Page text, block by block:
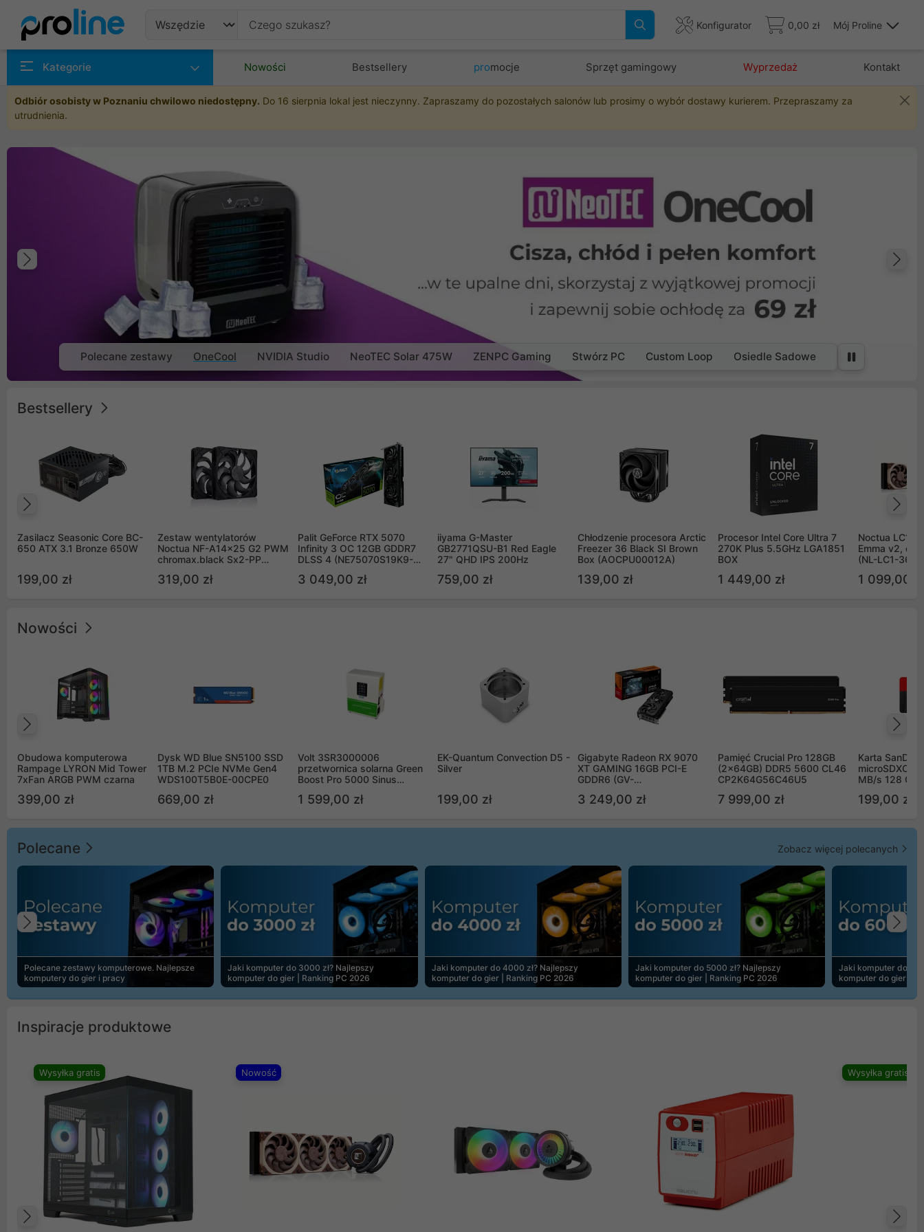
Konfigurator 0,00 zł Mój Proline
Kategorie Nowości Bestsellery promocje Sprzęt gamingowy Wyprzedaż Kontakt
Odbiór osobisty w Poznaniu chwilowo niedostępny. Do 16 sierpnia lokal jest nieczynny. Zapraszamy do pozostałych salonów lub prosimy o wybór dostawy kurierem. Przepraszamy za
utrudnienia.
Poprzedni
Polecane zestawy OneCool NVIDIA Studio NeoTEC Solar 475W ZENPC Gaming Stwórz PC Custom Loop Osiedle Sadowe
Bestsellery
Zasilacz Seasonic Core BC-
650 ATX 3.1 Bronze 650W
199,00 zł
Zestaw wentylatorów
Noctua NF-A14x25 G2 PWM
chromax.black Sx2-PP
(2szt)
319,00 zł
Palit GeForce RTX 5070
Infinity 3 OC 12GB GDDR7
DLSS 4 (NE75070S19K9-
3 049,00 zł
iiyama G-Master
GB2771QSU-B1 Red Eagle
27" QHD IPS 200Hz
759,00 zł
Chłodzenie procesora Arctic
Freezer 36 Black SI Brown
Box (AOCPU00012A)
139,00 zł
Procesor Intel Core Ultra 7
270K Plus 5.5GHz LGA1851
BOX
1 449,00 zł
Noctua LC1
Emma v2,
(NL-LC1-36)
1 099,00 zł
Nowości
Obudowa komputerowa
Rampage LYRON Mid Tower
7xFan ARGB PWM czarna
399,00 zł
Dysk WD Blue SN5100 SSD
1TB M.2 PCIe NVMe Gen4
WDS100T5B0E-00CPE0
669,00 zł
Volt 3SR3000006
przetwornica solarna Green
Boost Pro 5000 Sinus
1 599,00 zł
EK-Quantum Convection D5 -
Silver
199,00 zł
Gigabyte Radeon RX 9070
XT GAMING 16GB PCI-E
GDDR6 (GV-
3 249,00 zł
Pamięć Crucial Pro 128GB
(2x64GB) DDR5 5600 CL46
CP2K64G56C46U5
7 999,00 zł
Karta
microSDXC
MB/s 128 GB
199,00 zł
Polecane Zobacz więcej polecanych
Polecane zestawy komputerowe. Najlepsze
komputery do gier i pracy
Jaki komputer do 3000 zł? Najlepszy
komputer do gier | Ranking PC 2026
Jaki komputer do 4000 zł? Najlepszy
komputer do gier | Ranking PC 2026
Jaki komputer do 5000 zł? Najlepszy
komputer do gier | Ranking PC 2026
Jaki komputer do
komputer do gier |
Poprzedni
Inspiracje produktowe
Wysyłka gratis Nowość Wysyłka gratis